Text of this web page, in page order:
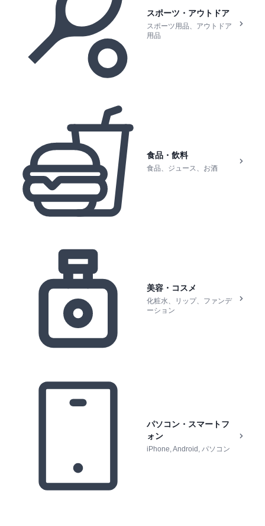
スポーツ・アウトドア
スポーツ用品、アウトドア
用品
食品・飲料
食品、ジュース、お酒
美容・コスメ
化粧水、リップ、ファンデ
ーション
パソコン・スマートフ
ォン
iPhone, Android, パソコン